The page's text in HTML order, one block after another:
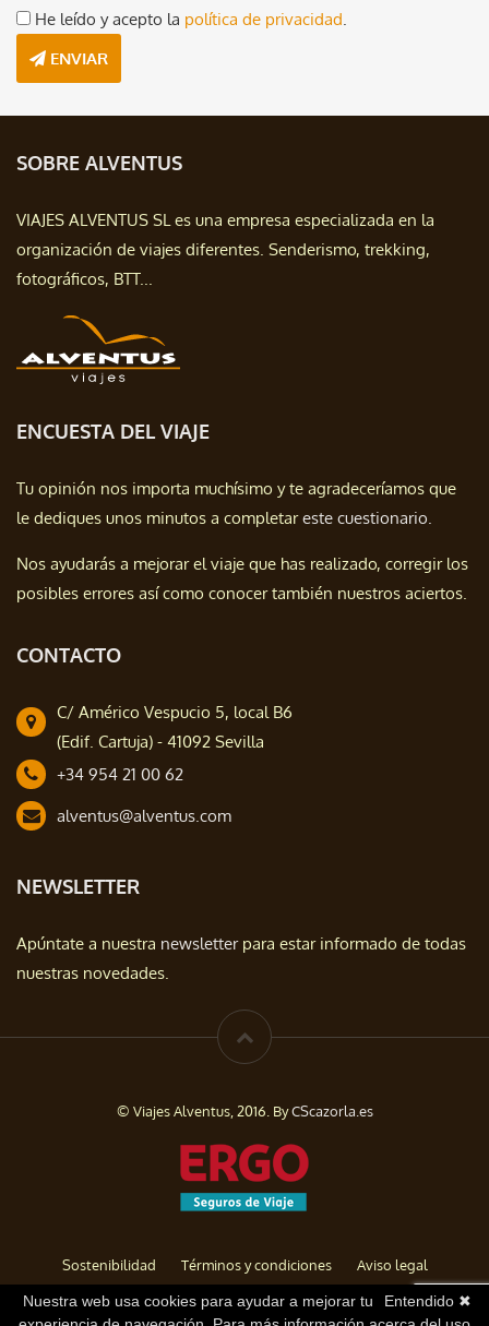
He leído y acepto la política de privacidad
ENVIAR
SOBRE ALVENTUS
VIAJES ALVENTUS SL es una empresa especializada en la
organización de viajes diferentes. Senderismo, trekking,
fotográficos, BTT...
ENCUESTA DEL VIAJE
Tu opinión nos importa muchísimo y te agradeceríamos que
le dediques unos minutos a completareste cuestionario.
Nos ayudarás a mejorar el viaje que has realizado, corregir los
posibles errores así como conocer también nuestros aciertos.
CONTACTO
C/ Américo Vespucio 5, local B6
(Edif. Cartuja) - 41092 Sevilla
+34 954 21 00 62
alventus@alventus.com
NEWSLETTER
Apúntate a nuestra newsletterpara estar informado de todas
nuestras novedades.
© Viajes Alventus, 2016. ByCScazorla.es
Sostenibilidad Términos y condiciones
Aviso legal
Política de privacidad
Cookies Baja de Newsletter
Entendido ✖
Nuestra web usa cookies para ayudar a mejorar tu